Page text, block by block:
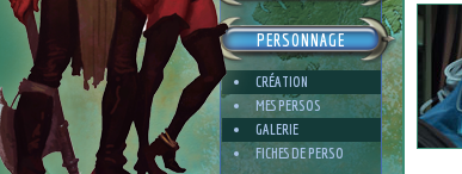
PERSONNAGE
CRÉATION
MES PERSOS
GALERIE
FICHES DE PERSO